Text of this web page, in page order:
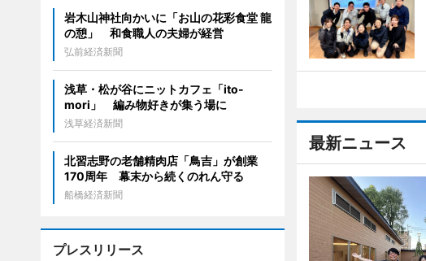
最新ニュース
岩木山神社向かいに「お山の花彩食堂 龍
の憩」 和食職人の夫婦が経営
弘前経済新聞
浅草・松が谷にニットカフェ「ito-
mori」 編み物好きが集う場に
浅草経済新聞
北習志野の老舗精肉店「鳥吉」が創業
170周年 幕末から続くのれん守る
船橋経済新聞
プレスリリース